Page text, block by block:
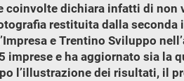
coinvolte dichiara infatti di non
restituita dalla seconda
e Trentino Sviluppo
imprese e ha aggiornato sia la
l’illustrazione dei risultati, il